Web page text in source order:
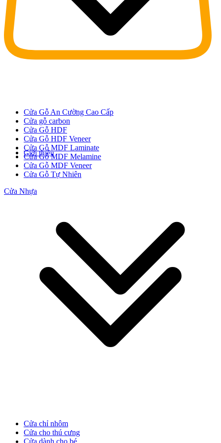
Giới thiệu
Cửa Gỗ An Cường Cao Cấp
Cửa gỗ carbon
Cửa Gỗ HDF
Cửa Gỗ HDF Veneer
Cửa Gỗ MDF Laminate
Cửa Gỗ MDF Melamine
Cửa Gỗ MDF Veneer
Cửa Gỗ Tự Nhiên
Cửa Nhựa
Cửa chỉ nhôm
Cửa cho thú cưng
Cửa dành cho bé